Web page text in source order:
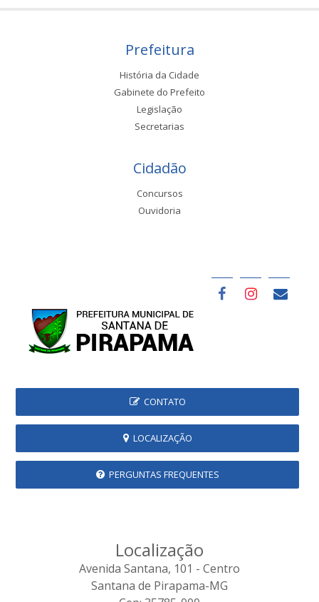
Prefeitura
História da Cidade
Gabinete do Prefeito
Legislação
Secretarias
Cidadão
Concursos
Ouvidoria
CONTATO
LOCALIZAÇÃO
PERGUNTAS FREQUENTES
Localização
Avenida Santana, 101 - Centro
Santana de Pirapama-MG